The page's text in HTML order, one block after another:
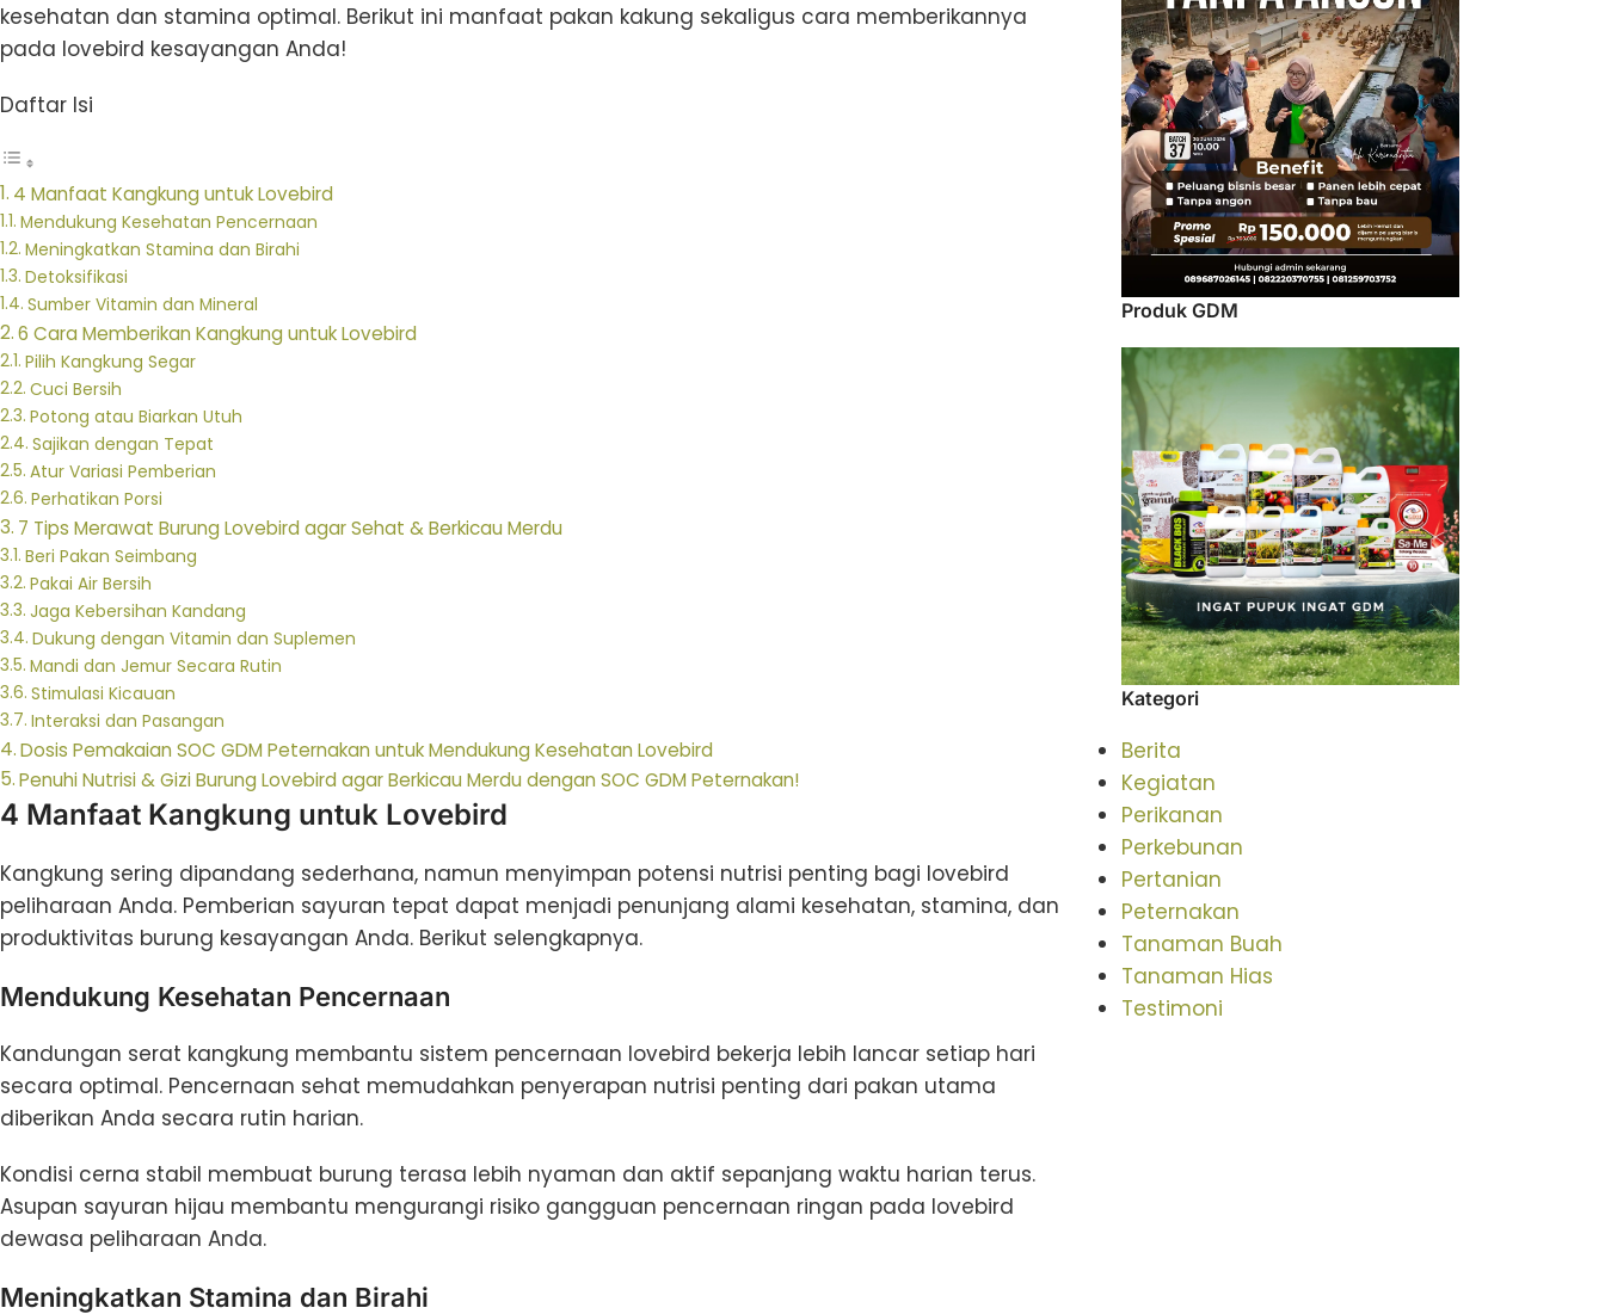
kesehatan dan stamina optimal. Berikut ini manfaat pakan kakung sekaligus cara memberikannya
pada lovebird kesayangan Anda!
Daftar Isi
4 Manfaat Kangkung untuk Lovebird
Mendukung Kesehatan Pencernaan
Meningkatkan Stamina dan Birahi
Detoksifikasi
Sumber Vitamin dan Mineral
6 Cara Memberikan Kangkung untuk Lovebird
Pilih Kangkung Segar
Cuci Bersih
Potong atau Biarkan Utuh
Sajikan dengan Tepat
Atur Variasi Pemberian
Perhatikan Porsi
7 Tips Merawat Burung Lovebird agar Sehat & Berkicau Merdu
Beri Pakan Seimbang
Pakai Air Bersih
Jaga Kebersihan Kandang
Dukung dengan Vitamin dan Suplemen
Mandi dan Jemur Secara Rutin
Stimulasi Kicauan
Interaksi dan Pasangan
Dosis Pemakaian SOC GDM Peternakan untuk Mendukung Kesehatan Lovebird
Penuhi Nutrisi & Gizi Burung Lovebird agar Berkicau Merdu dengan SOC GDM Peternakan!
4 Manfaat Kangkung untuk Lovebird
Kangkung sering dipandang sederhana, namun menyimpan potensi nutrisi penting bagi lovebird
peliharaan Anda. Pemberian sayuran tepat dapat menjadi penunjang alami kesehatan, stamina, dan
produktivitas burung kesayangan Anda. Berikut selengkapnya.
Mendukung Kesehatan Pencernaan
Kandungan serat kangkung membantu sistem pencernaan lovebird bekerja lebih lancar setiap hari
secara optimal. Pencernaan sehat memudahkan penyerapan nutrisi penting dari pakan utama
diberikan Anda secara rutin harian.
Kondisi cerna stabil membuat burung terasa lebih nyaman dan aktif sepanjang waktu harian terus.
Asupan sayuran hijau membantu mengurangi risiko gangguan pencernaan ringan pada lovebird
dewasa peliharaan Anda.
Meningkatkan Stamina dan Birahi
Produk GDM
Kategori
Berita
Kegiatan
Perikanan
Perkebunan
Pertanian
Peternakan
Tanaman Buah
Tanaman Hias
Testimoni